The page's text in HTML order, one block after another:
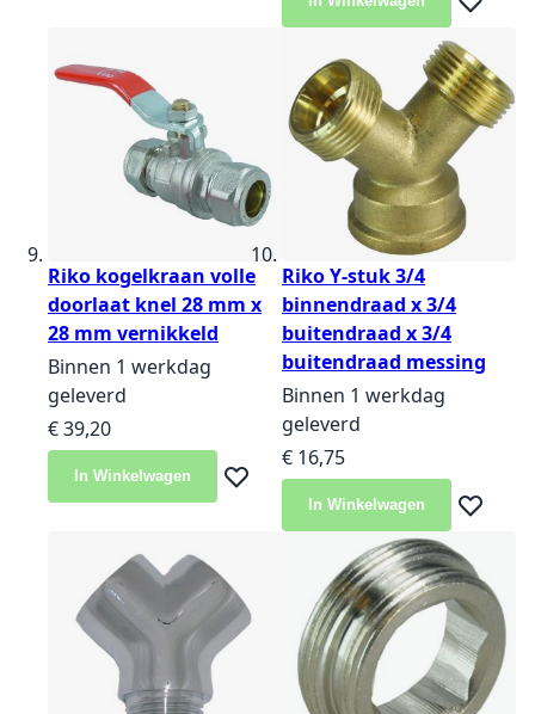
Voeg
Riko kogelkraan volle
doorlaat knel 28 mm x
28 mm vernikkeld
Binnen 1 werkdag
geleverd
€ 39,20
In Winkelwagen Voeg toe aan verlanglijst
Riko Y-stuk 3/4
binnendraad x 3/4
buitendraad x 3/4
buitendraad messing
Binnen 1 werkdag
geleverd
€ 16,75
In Winkelwagen Voeg